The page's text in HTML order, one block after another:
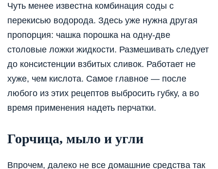
Чуть менее известна комбинация соды с
перекисью водорода. Здесь уже нужна другая
пропорция: чашка порошка на одну-две
столовые ложки жидкости. Размешивать следует
до консистенции взбитых сливок. Работает не
хуже, чем кислота. Самое главное — после
любого из этих рецептов выбросить губку, а во
время применения надеть перчатки.
Горчица, мыло и угли
Впрочем, далеко не все домашние средства так